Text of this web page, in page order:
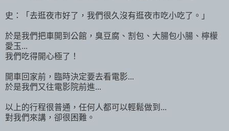
史：「去逛夜市好了，我們很久沒有逛夜市吃小吃了。」
於是我們把車開到公館，臭豆腐、割包、大腸包小腸、檸檬
愛玉...
我們吃得開心極了！
開車回家前，臨時決定要去看電影...
於是我們又往電影院前進...
以上的行程很普通，任何人都可以輕鬆做到...
對我們來講，卻很困難。